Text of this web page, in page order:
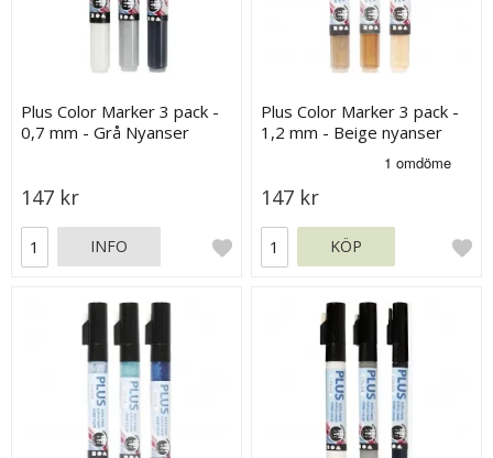
Plus Color Marker 3 pack -
0,7 mm - Grå Nyanser
147 kr
INFO
Plus Color Marker 3 pack -
1,2 mm - Beige nyanser
147 kr
KÖP